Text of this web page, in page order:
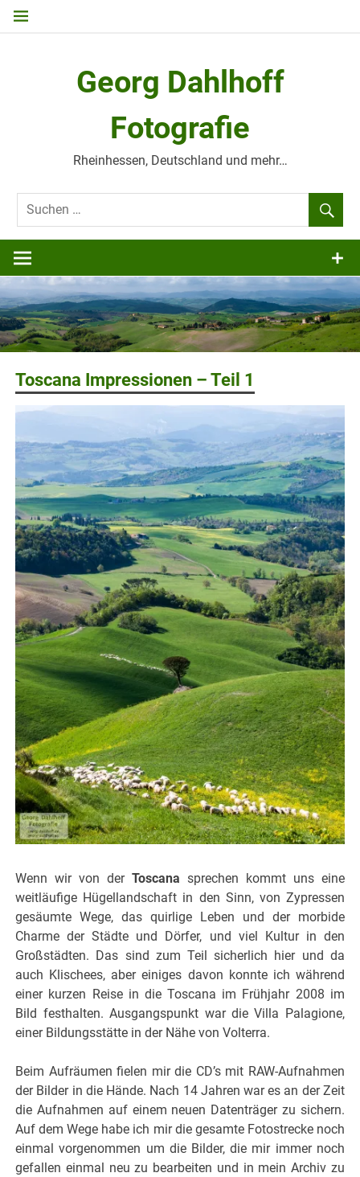
Zum
Georg Dahlhoff
Fotografie
Rheinhessen, Deutschland und mehr…
Toscana Impressionen – Teil 1
Wenn wir von der Toscana sprechen kommt uns eine
weitläufige Hügellandschaft in den Sinn, von Zypressen
gesäumte Wege, das quirlige Leben und der morbide
Charme der Städte und Dörfer, und viel Kultur in den
Großstädten. Das sind zum Teil sicherlich hier und da
auch Klischees, aber einiges davon konnte ich während
einer kurzen Reise in die Toscana im Frühjahr 2008 im
Bild festhalten. Ausgangspunkt war die Villa Palagione,
einer Bildungsstätte in der Nähe von Volterra.
Beim Aufräumen fielen mir die CD’s mit RAW-Aufnahmen
der Bilder in die Hände. Nach 14 Jahren war es an der Zeit
die Aufnahmen auf einem neuen Datenträger zu sichern.
Auf dem Wege habe ich mir die gesamte Fotostrecke noch
einmal vorgenommen um die Bilder, die mir immer noch
gefallen einmal neu zu bearbeiten und in mein Archiv zu